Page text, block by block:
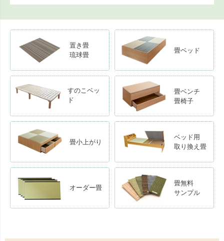
置き畳
琉球畳
畳ベッド
すのこベッ
ド
畳ベンチ
畳椅子
畳小上がり
ベッド用
取り換え畳
オーダー畳
畳無料
サンプル